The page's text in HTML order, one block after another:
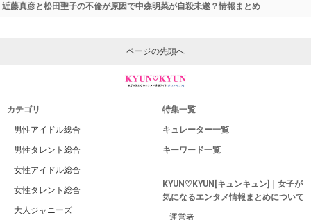
近藤真彦と松田聖子の不倫が原因で中森明菜が自殺未遂？情報まとめ
ページの先頭へ
カテゴリ
男性アイドル総合
男性タレント総合
女性アイドル総合
女性タレント総合
大人ジャニーズ
特集一覧
キュレーター一覧
キーワード一覧
KYUN♡KYUN[キュンキュン]｜女子が
気になるエンタメ情報まとめについて
運営者